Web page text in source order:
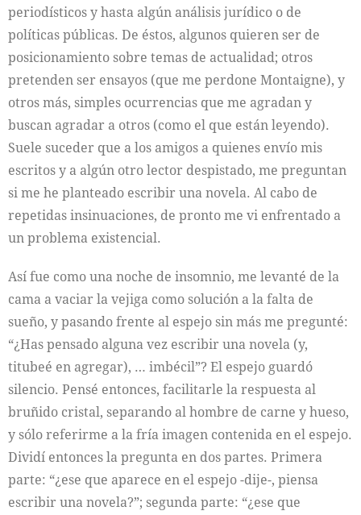
periodísticos y hasta algún análisis jurídico o de
políticas públicas. De éstos, algunos quieren ser de
posicionamiento sobre temas de actualidad; otros
pretenden ser ensayos (que me perdone Montaigne), y
otros más, simples ocurrencias que me agradan y
buscan agradar a otros (como el que están leyendo).
Suele suceder que a los amigos a quienes envío mis
escritos y a algún otro lector despistado, me preguntan
si me he planteado escribir una novela. Al cabo de
repetidas insinuaciones, de pronto me vi enfrentado a
un problema existencial.
Así fue como una noche de insomnio, me levanté de la
cama a vaciar la vejiga como solución a la falta de
sueño, y pasando frente al espejo sin más me pregunté:
“¿Has pensado alguna vez escribir una novela (y,
titubeé en agregar), … imbécil”? El espejo guardó
silencio. Pensé entonces, facilitarle la respuesta al
bruñido cristal, separando al hombre de carne y hueso,
y sólo referirme a la fría imagen contenida en el espejo.
Dividí entonces la pregunta en dos partes. Primera
parte: “¿ese que aparece en el espejo -dije-, piensa
escribir una novela?”; segunda parte: “¿ese que